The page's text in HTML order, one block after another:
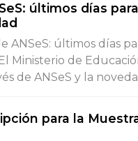
últimos días
ANSeS: últimos días
Ministerio de
de ANSeS y la
para la